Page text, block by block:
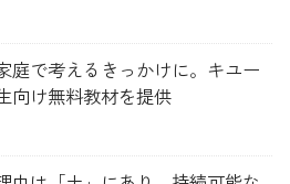
庭で考えるきっかけに。キユー
向け無料教材を提供